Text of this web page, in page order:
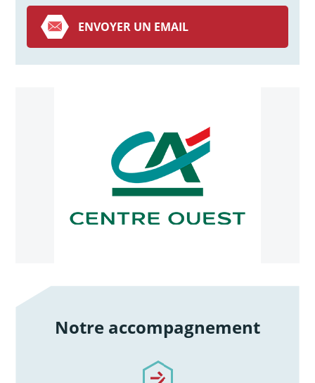
ENVOYER UN EMAIL
Notre accompagnement
/notre-accompagnement